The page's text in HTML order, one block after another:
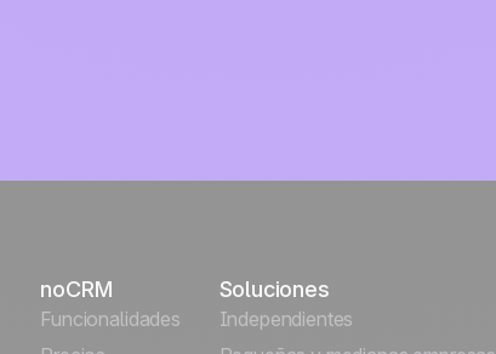
noCRM
Funcionalidades
Soluciones
Independientes